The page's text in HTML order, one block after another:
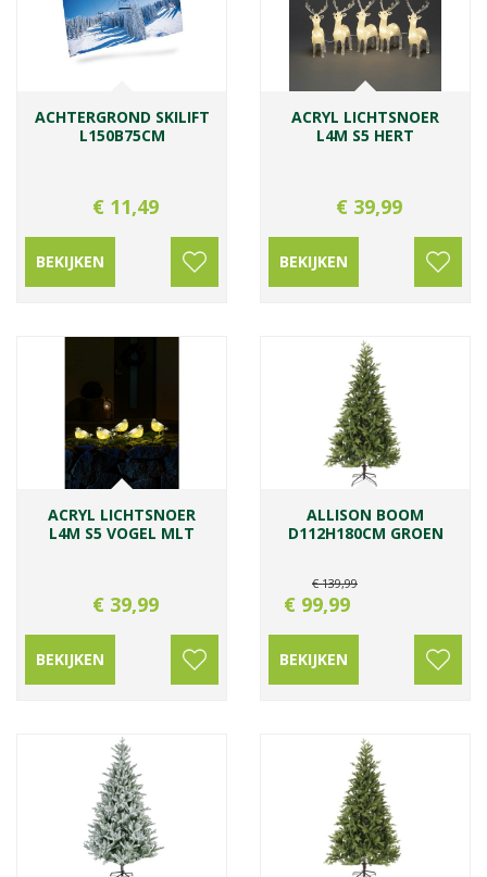
ACHTERGROND SKILIFT
L150B75CM
€ 11,49
BEKIJKEN
ACRYL LICHTSNOER
L4M S5 HERT
€ 39,99
BEKIJKEN
ACRYL LICHTSNOER
L4M S5 VOGEL MLT
€ 39,99
BEKIJKEN
ALLISON BOOM
D112H180CM GROEN
€ 139,99
€ 99,99
BEKIJKEN